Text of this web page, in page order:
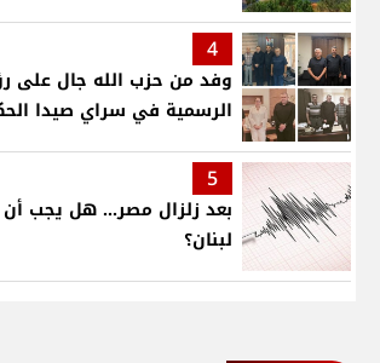
4
وفد من حزب الله جال على
الرسمية في سراي صيدا
5
بعد زلزال مصر... هل يجب
لبنان؟